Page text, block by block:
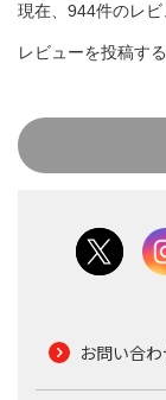
現在、944件のレビ
レビューを投稿す
お問い合わ